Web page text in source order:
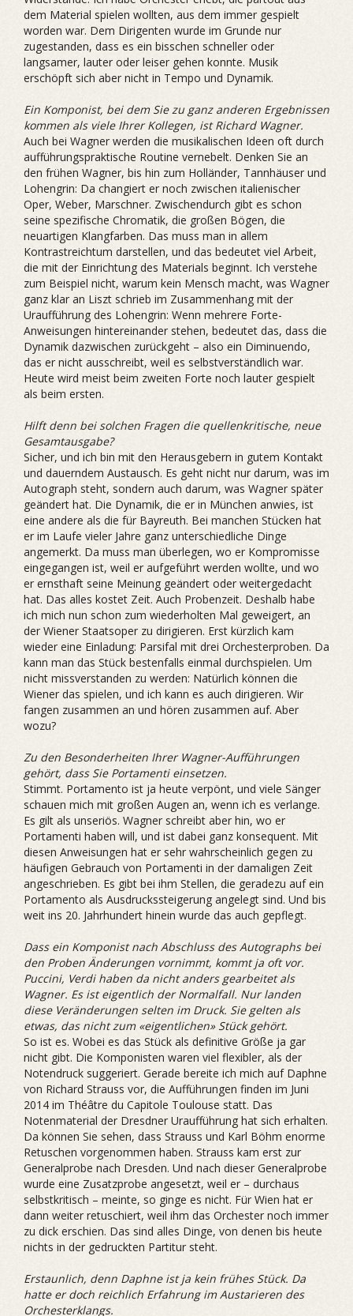
dem Material spielen wollten, aus dem immer gespielt
worden war. Dem Dirigenten wurde im Grunde nur
zugestanden, dass es ein bisschen schneller oder
langsamer, lauter oder leiser gehen konnte. Musik
erschöpft sich aber nicht in Tempo und Dynamik.
Ein Komponist, bei dem Sie zu ganz anderen Ergebnissen
kommen als viele Ihrer Kollegen, ist Richard Wagner.
Auch bei Wagner werden die musikalischen Ideen oft durch
aufführungspraktische Routine vernebelt. Denken Sie an
den frühen Wagner, bis hin zum ­Holländer, Tannhäuser und
Lohengrin: Da changiert er noch zwischen italienischer
Oper, Weber, Marschner. Zwischendurch gibt es schon
seine spezifische Chromatik, die großen Bögen, die
neuartigen Klangfarben. Das muss man in allem
Kontrastreichtum darstellen, und das bedeutet viel Arbeit,
die mit der Einrichtung des Materials beginnt. Ich verstehe
zum Beispiel nicht, warum kein Mensch macht, was Wagner
ganz klar an Liszt schrieb im ­Zusammenhang mit der
Uraufführung des Lohengrin: Wenn mehrere Forte-
Anweisungen hintereinander stehen, bedeutet das, dass die
Dynamik dazwischen zurückgeht – also ein Diminuendo,
das er nicht ausschreibt, weil es selbstverständlich war.
Heute wird meist beim zweiten Forte noch lauter gespielt
als beim ersten.
Hilft denn bei solchen Fragen die quellenkritische, neue
Gesamtausgabe?
Sicher, und ich bin mit den Herausgebern in gutem Kontakt
und dauerndem Austausch. Es geht nicht nur darum, was im
Autograph steht, sondern auch darum, was Wagner später
geändert hat. Die Dynamik, die er in München anwies, ist
eine andere als die für Bayreuth. Bei manchen Stücken hat
er im Laufe vieler Jahre ganz unterschiedliche Dinge
angemerkt. Da muss man überlegen, wo er Kompromisse
eingegangen ist, weil er aufgeführt werden wollte, und wo
er ernsthaft seine Meinung geändert oder weitergedacht
hat. Das alles kostet Zeit. Auch Probenzeit. Deshalb habe
ich mich nun schon zum wiederholten Mal geweigert, an
der Wiener Staatsoper zu dirigieren. Erst kürzlich kam
wieder eine Einladung: Parsifal mit drei Orchesterproben. Da
kann man das Stück bestenfalls einmal durchspielen. Um
nicht missverstanden zu werden: Natürlich können die
Wiener das spielen, und ich kann es auch dirigieren. Wir
fangen zusammen an und hören zusammen auf. Aber
wozu?
Zu den Besonderheiten Ihrer Wagner-Aufführungen
gehört, dass Sie ­Portamenti einsetzen.
Stimmt. Portamento ist ja heute verpönt, und viele Sänger
schauen mich mit großen Augen an, wenn ich es verlange.
Es gilt als unseriös. Wagner schreibt aber hin, wo er
Portamenti haben will, und ist dabei ganz konsequent. Mit
diesen Anweisungen hat er sehr wahrscheinlich gegen zu
häufigen Gebrauch von Portamenti in der damaligen Zeit
angeschrieben. Es gibt bei ihm Stellen, die geradezu auf ein
Portamento als Ausdruckssteigerung angelegt sind. Und bis
weit ins 20. Jahrhundert hinein wurde das auch gepflegt.
Dass ein Komponist nach Abschluss des Autographs bei
den Proben ­Änderungen vornimmt, kommt ja oft vor.
Puccini, Verdi haben da nicht anders gearbeitet als
Wagner. Es ist eigentlich der Normalfall. Nur landen
diese Veränderungen selten im Druck. Sie gelten als
etwas, das nicht zum «eigentlichen» Stück gehört.
So ist es. Wobei es das Stück als definitive Größe ja gar
nicht gibt. Die Komponisten waren viel flexibler, als der
Notendruck suggeriert. Gerade bereite ich mich auf Daphne
von Richard Strauss vor, die Aufführungen finden im Juni
2014 im Théâtre du Capitole Toulouse statt. Das
Notenmaterial der Dresdner Uraufführung hat sich erhalten.
Da können Sie sehen, dass Strauss und Karl Böhm enorme
Retuschen vorgenommen haben. Strauss kam erst zur
Generalprobe nach Dresden. Und nach dieser Generalprobe
wurde eine Zusatzprobe angesetzt, weil er – durchaus
selbstkritisch – meinte, so ginge es nicht. Für Wien hat er
dann weiter retuschiert, weil ihm das Orchester noch immer
zu dick erschien. Das sind alles Dinge, von denen bis heute
nichts in der ­gedruckten Partitur steht.
Erstaunlich, denn Daphne ist ja kein frühes Stück. Da
hatte er doch reichlich Erfahrung im Austarieren des
Orchesterklangs.